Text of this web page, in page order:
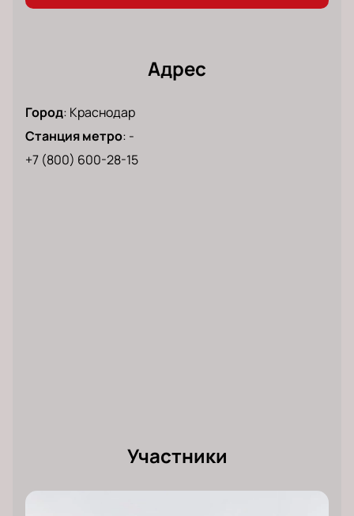
Адрес
Город: Краснодар
Станция метро: -
+7 (800) 600-28-15
Участники